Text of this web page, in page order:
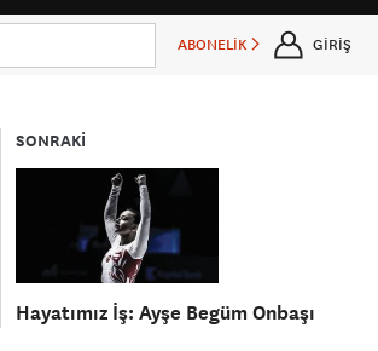
ABONELİK GİRİŞ
SONRAKİ
Hayatımız İş: Ayşe Begüm Onbaşı